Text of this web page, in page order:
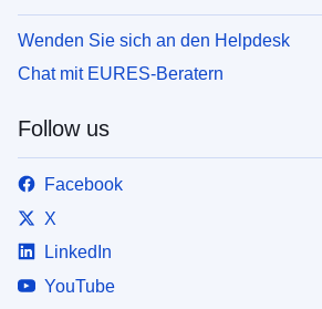
Wenden Sie sich an den Helpdesk
Chat mit EURES-Beratern
Follow us
Facebook
X
LinkedIn
YouTube